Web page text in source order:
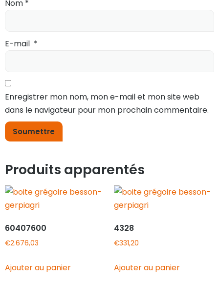
Nom *
E-mail *
Enregistrer mon nom, mon e-mail et mon site web
dans le navigateur pour mon prochain commentaire.
Produits apparentés
60407600
€2.676,03
Ajouter au panier
4328
€331,20
Ajouter au panier